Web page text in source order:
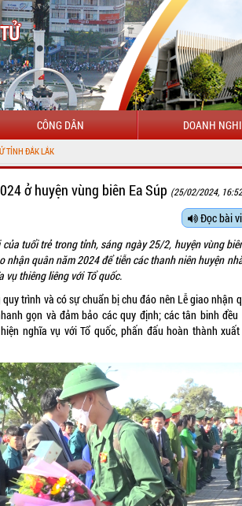
CÔNG DÂN DOANH
ở huyện vùng biên Ea Súp (25/02/2024,
Đọc bài
tuổi trẻ trong tỉnh, sáng ngày 25/2, huyện vùng
nhận quân năm 2024 để tiễn các thanh niên huyện
vụ thiêng liêng với Tổ quốc.
trình và có sự chuẩn bị chu đáo nên Lễ giao nhận
gọn và đảm bảo các quy định; các tân binh đều
nghĩa vụ với Tổ quốc, phấn đấu hoàn thành